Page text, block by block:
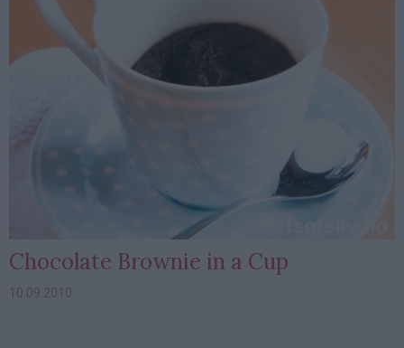
Chocolate Brownie in a Cup
10.09.2010